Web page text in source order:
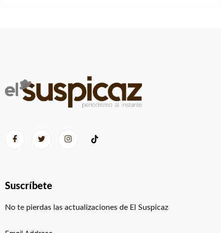
Suscríbete
No te pierdas las actualizaciones de El Suspicaz